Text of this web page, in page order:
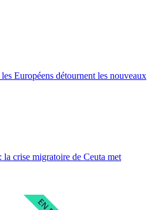
Européens détournent les nouveaux
la crise migratoire de Ceuta met